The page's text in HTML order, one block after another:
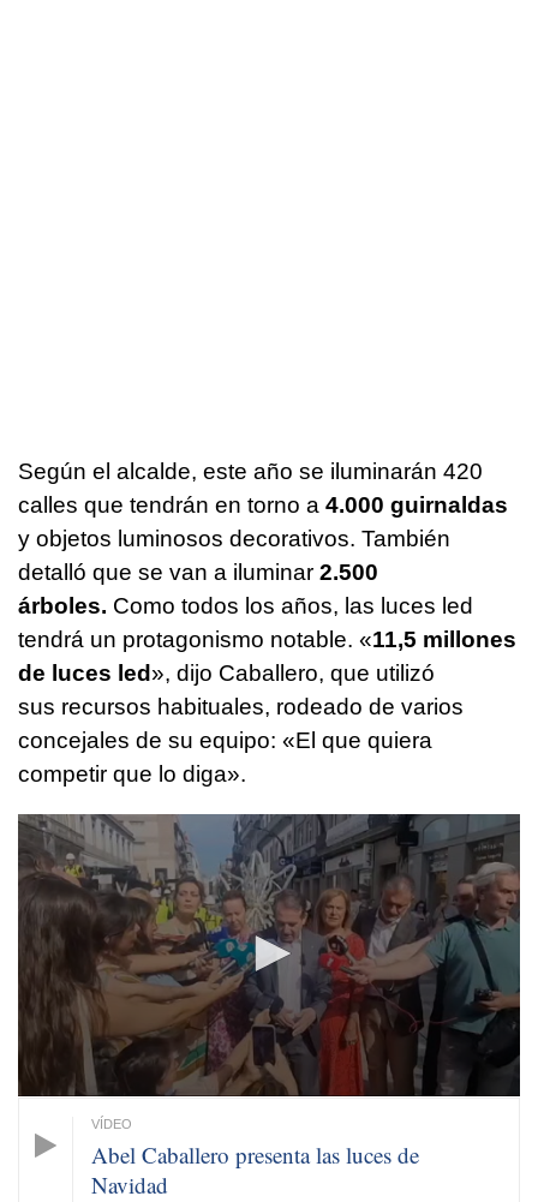
Según el alcalde, este año se iluminarán 420
calles que tendrán en torno a 4.000 guirnaldas
y objetos luminosos decorativos. También
detalló que se van a iluminar 2.500
árboles. Como todos los años, las luces led
tendrá un protagonismo notable. «11,5 millones
de luces led», dijo Caballero, que utilizó
sus recursos habituales, rodeado de varios
concejales de su equipo: «El que quiera
competir que lo diga».
0
seconds
of
6
minutes,
21
seconds
Abel Caballero presenta las luces de
Navidad